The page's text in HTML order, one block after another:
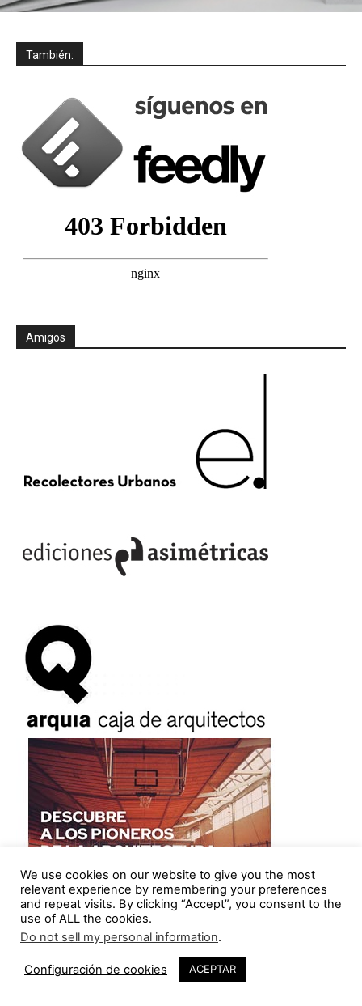
También:
Amigos
¡Los arquitectos ya tenemos convenio!
We use cookies on our website to give you the most
relevant experience by remembering your preferences
and repeat visits. By clicking “Accept”, you consent to the
use of ALL the cookies.
Do not sell my personal information.
Configuración de cookies ACEPTAR